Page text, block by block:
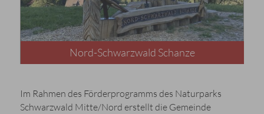
Nord-Schwarzwald Schanze
Im Rahmen des Förderprogramms des Naturparks
Schwarzwald Mitte/Nord erstellt die Gemeinde